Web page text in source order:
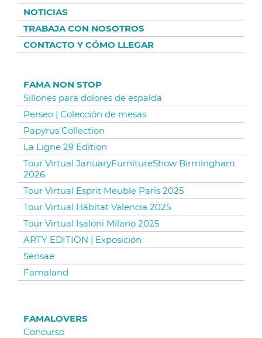
NOTICIAS
TRABAJA CON NOSOTROS
CONTACTO Y CÓMO LLEGAR
FAMA NON STOP
Sillones para dolores de espalda
Perseo | Colección de mesas
Papyrus Collection
La Ligne 29 Edition
Tour Virtual JanuaryFurnitureShow Birmingham
2026
Tour Virtual Esprit Meuble Paris 2025
Tour Virtual Hábitat Valencia 2025
Tour Virtual Isaloni Milano 2025
ARTY EDITION | Exposición
Sensae
Famaland
FAMALOVERS
Concurso